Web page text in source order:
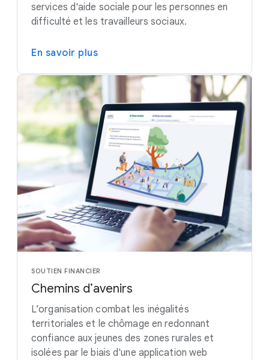
services d'aide sociale pour les personnes en
difficulté et les travailleurs sociaux.
En savoir plus
SOUTIEN FINANCIER
Chemins d’avenirs
L’organisation combat les inégalités
territoriales et le chômage en redonnant
confiance aux jeunes des zones rurales et
isolées par le biais d'une application web